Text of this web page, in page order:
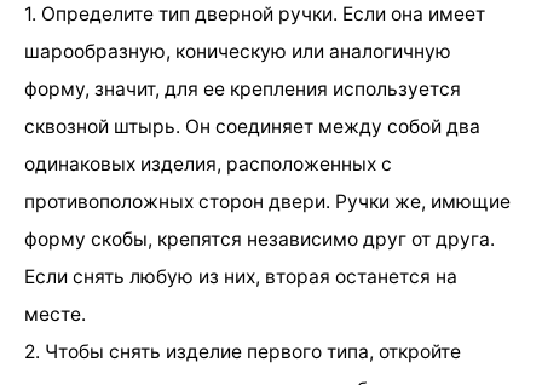
1. Определите тип дверной ручки. Если она имеет
шарообразную, коническую или аналогичную
форму, значит, для ее крепления используется
сквозной штырь. Он соединяет между собой два
одинаковых изделия, расположенных с
противоположных сторон двери. Ручки же, имющие
форму скобы, крепятся независимо друг от друга.
Если снять любую из них, вторая останется на
месте.
2. Чтобы снять изделие первого типа, откройте